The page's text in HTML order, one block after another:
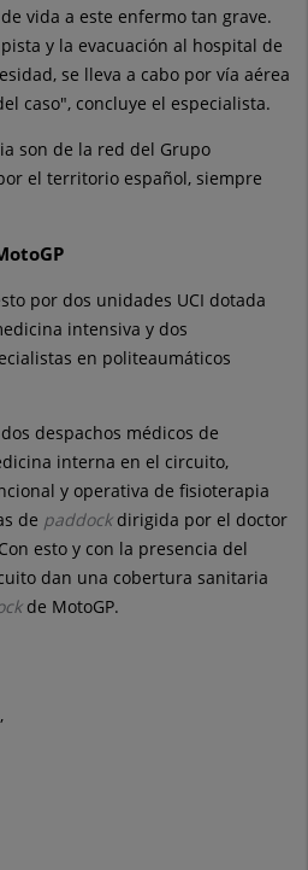
vida a este enfermo tan grave.
y la evacuación al hospital de
se lleva a cabo por vía aérea
caso", concluye el especialista.
son de la red del Grupo
el territorio español, siempre
por dos unidades UCI dotada
intensiva y dos
en politeaumáticos
despachos médicos de
interna en el circuito,
y operativa de fisioterapia
de paddockdirigida por el doctor
esto y con la presencia del
dan una cobertura sanitaria
de MotoGP.